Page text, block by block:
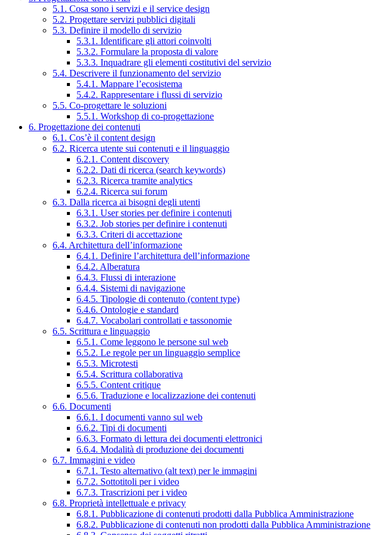
5.1. Cosa sono i servizi e il service design
5.2. Progettare servizi pubblici digitali
5.3. Definire il modello di servizio
5.3.1. Identificare gli attori coinvolti
5.3.2. Formulare la proposta di valore
5.3.3. Inquadrare gli elementi costitutivi del servizio
5.4. Descrivere il funzionamento del servizio
5.4.1. Mappare l’ecosistema
5.4.2. Rappresentare i flussi di servizio
5.5. Co-progettare le soluzioni
5.5.1. Workshop di co-progettazione
6. Progettazione dei contenuti
6.1. Cos’è il content design
6.2. Ricerca utente sui contenuti e il linguaggio
6.2.1. Content discovery
6.2.2. Dati di ricerca (search keywords)
6.2.3. Ricerca tramite analytics
6.2.4. Ricerca sui forum
6.3. Dalla ricerca ai bisogni degli utenti
6.3.1. User stories per definire i contenuti
6.3.2. Job stories per definire i contenuti
6.3.3. Criteri di accettazione
6.4. Architettura dell’informazione
6.4.1. Definire l’architettura dell’informazione
6.4.2. Alberatura
6.4.3. Flussi di interazione
6.4.4. Sistemi di navigazione
6.4.5. Tipologie di contenuto (content type)
6.4.6. Ontologie e standard
6.4.7. Vocabolari controllati e tassonomie
6.5. Scrittura e linguaggio
6.5.1. Come leggono le persone sul web
6.5.2. Le regole per un linguaggio semplice
6.5.3. Microtesti
6.5.4. Scrittura collaborativa
6.5.5. Content critique
6.5.6. Traduzione e localizzazione dei contenuti
6.6. Documenti
6.6.1. I documenti vanno sul web
6.6.2. Tipi di documenti
6.6.3. Formato di lettura dei documenti elettronici
6.6.4. Modalità di produzione dei documenti
6.7. Immagini e video
6.7.1. Testo alternativo (alt text) per le immagini
6.7.2. Sottotitoli per i video
6.7.3. Trascrizioni per i video
6.8. Proprietà intellettuale e privacy
6.8.1. Pubblicazione di contenuti prodotti dalla Pubblica Amministrazione
6.8.2. Pubblicazione di contenuti non prodotti dalla Pubblica Amministrazione